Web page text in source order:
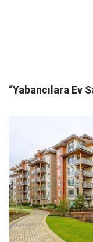
“Yabancılara Ev